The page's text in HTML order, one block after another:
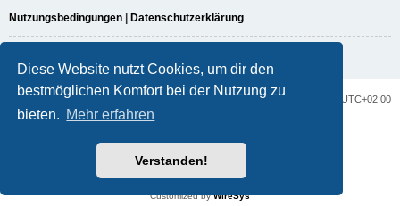
Diese Website nutzt Cookies, um dir den
bestmöglichen Komfort bei der Nutzung zu
bieten. Mehr erfahren
Verstanden!
Nutzungsbedingungen | Datenschutzerklärung
Portal Foren-Übersicht Alle Zeiten sind UTC+02:00
phpBB.de
Datenschutz |Nutzungsbedingungen
Customized byWireSys